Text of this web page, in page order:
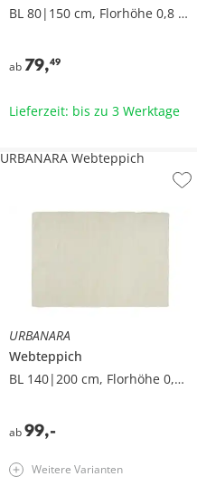
BL 80|150 cm, Florhöhe 0,8 cm
ab 79,49
Lieferzeit: bis zu 3 Werktage
URBANARA
Webteppich
BL 140|200 cm, Florhöhe 0,5 cm
ab99,-
URBANARA Webteppich
Weitere Varianten